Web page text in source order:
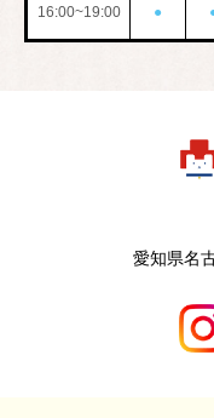
16:00~19:00 ●
愛知県名